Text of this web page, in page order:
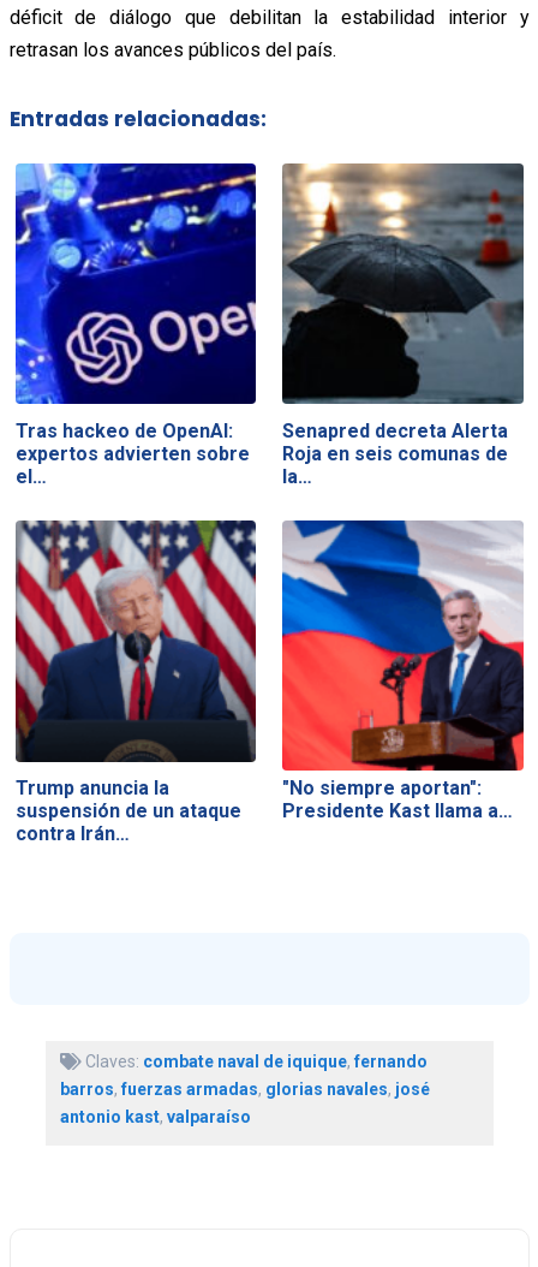
déficit de diálogo que debilitan la estabilidad interior y
retrasan los avances públicos del país.
Entradas relacionadas:
Tras hackeo de OpenAI:
expertos advierten sobre
el…
Senapred decreta Alerta
Roja en seis comunas de
la…
Trump anuncia la
suspensión de un ataque
contra Irán…
"No siempre aportan":
Presidente Kast llama a…
Claves: combate naval de iquique,fernando
barros,fuerzas armadas, glorias navales, josé
antonio kast, valparaíso